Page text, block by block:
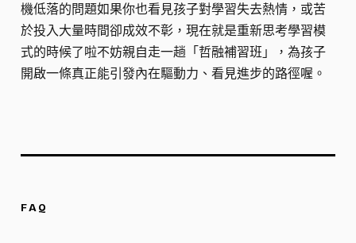
機低落的問題如果你也看見孩子對學習失去熱情，或苦
於投入大量時間卻成效不彰，現在就是重新思考學習模
式的時候了啦不妨親自走一趟「哲融補習班」，為孩子
開啟一條真正能引發內在驅動力、看見進步的路徑喔。
FAQ